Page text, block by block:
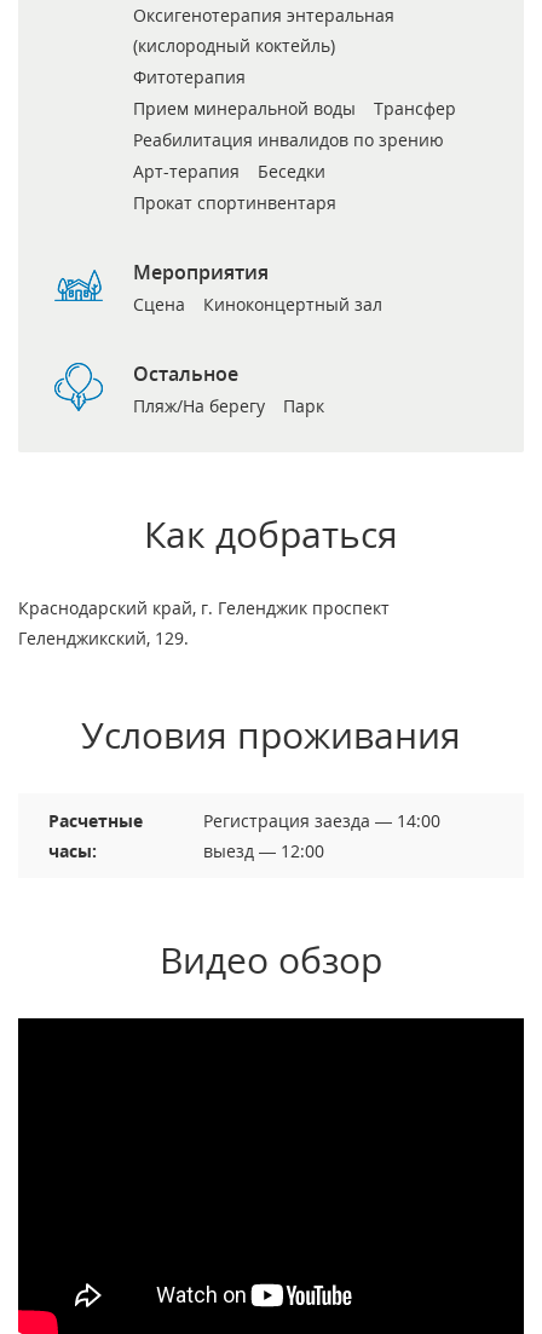
Оксигенотерапия энтеральная
(кислородный коктейль)
Фитотерапия
Прием минеральной воды
Трансфер
Реабилитация инвалидов по зрению
Арт-терапия
Беседки
Прокат спортинвентаря
Мероприятия
Сцена Киноконцертный зал
Остальное
Пляж/На берегу Парк
Как добраться
Краснодарский край, г. Геленджик проспект
Геленджикский, 129.
Условия проживания
Расчетные
часы:
Регистрация заезда — 14:00
выезд — 12:00
Видео обзор